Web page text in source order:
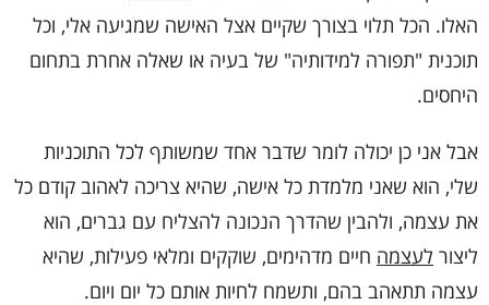
האלו. הכל תלוי בצורך שקיים אצל האישה שמגיעה אלי, וכל
תוכנית "תפורה למידותיה" של בעיה או שאלה אחרת בתחום
היחסים.
אבל אני כן יכולה לומר שדבר אחד שמשותף לכל התוכניות
שלי, הוא שאני מלמדת כל אישה, שהיא צריכה לאהוב קודם כל
את עצמה, ולהבין שהדרך הנכונה להצליח עם גברים, הוא
ליצור לעצמה חיים מדהימים, שוקקים ומלאי פעילות, שהיא
עצמה תתאהב בהם, ותשמח לחיות אותם כל יום ויום.